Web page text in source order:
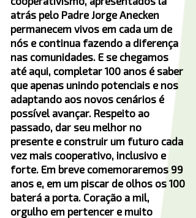
atrás pelo Padre Jorge Anecken
permanecem vivos em cada um de
nós e continua fazendo a diferença
nas comunidades. E se chegamos
até aqui, completar 100 anos é saber
que apenas unindo potenciais e nos
adaptando aos novos cenários é
possível avançar. Respeito ao
passado, dar seu melhor no
presente e construir um futuro cada
vez mais cooperativo, inclusivo e
forte. Em breve comemoraremos 99
anos e, em um piscar de olhos os 100
baterá a porta. Coração a mil,
orgulho em pertencer e muito